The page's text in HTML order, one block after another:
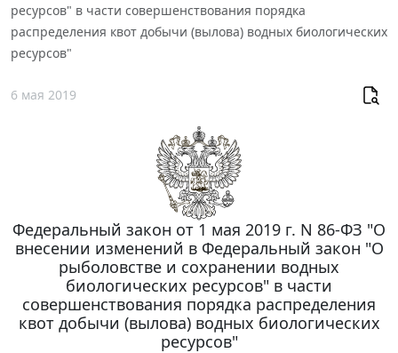
ресурсов" в части совершенствования порядка
распределения квот добычи (вылова) водных биологических
ресурсов"
6 мая 2019
Федеральный закон от 1 мая 2019 г. N 86-ФЗ "О
внесении изменений в Федеральный закон "О
рыболовстве и сохранении водных
биологических ресурсов" в части
совершенствования порядка распределения
квот добычи (вылова) водных биологических
ресурсов"